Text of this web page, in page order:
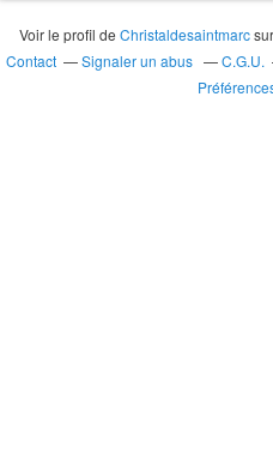
Voir le profil deChristaldesaintmarc
Contact
Signaler un abus C.G.U.